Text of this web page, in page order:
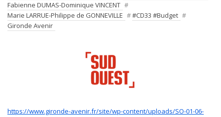
Fabienne DUMAS-Dominique VINCENT #
Marie LARRUE-Philippe de GONNEVILLE ##CD33 #Budget #
Gironde Avenir
https://www.gironde-avenir.fr/site/wp-content/uploads/SO-01-06-